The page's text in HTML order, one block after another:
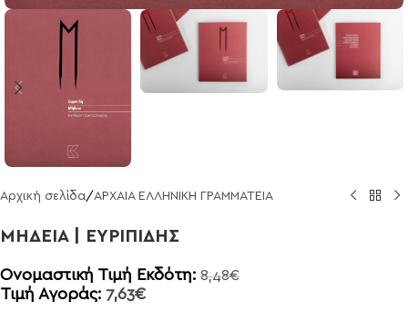
Αρχική σελίδα/ΑΡΧΑΙΑ ΕΛΛΗΝΙΚΗ ΓΡΑΜΜΑΤΕΙΑ
ΜΗΔΕΙΑ | ΕΥΡΙΠΙΔΗΣ
Ονομαστική Τιμή Εκδότη: 8,48€
Τιμή Αγοράς: 7,63€